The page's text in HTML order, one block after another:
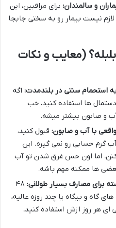
و سالمندان: برای مراقبین، این
نیست بیمار رو به سختی جابجا
(معایب و نکات
استحمام سنتی در بلندمدت: اگه
ها استفاده کنید، خب
و صابون بیشتر میشه.
با آب و صابون: قبول کنید،
حسابی رو نمی گیره. این
اما اون حس غرق شدن تو آب
ها ممکنه مهم باشه.
برای مصارف بسیار طولانی: ۴۸
گاه و بیگاه یا چند روزه عالیه،
ای هر روز ازش استفاده کنید،